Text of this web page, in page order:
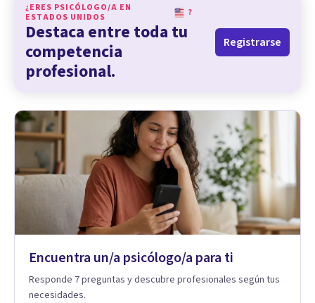
¿ERES PSICÓLOGO/A EN
ESTADOS UNIDOS
?
Destaca entre toda tu
competencia
profesional.
Registrarse
Encuentra un/a psicólogo/a para ti
Responde 7 preguntas y descubre profesionales según tus
necesidades.